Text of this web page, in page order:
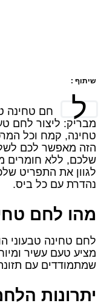
שיתוף :
ל
חם טחינה
מבריק: ליצור לחם
טחינה, קמח וכל
הזה מאפשר לכם
שלכם, ללא חומרים
לגוון את התפריט
נהדרת עם כל ביס.
מהו לחם
לחם טחינה טבעוני
מציע טעם עשיר
שמתמודדים עם
יתרונות